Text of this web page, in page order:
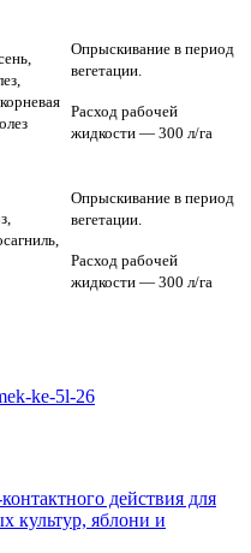
Опрыскивание в период
вегетации.
Расход рабочей
жидкости — 300 л/га
Опрыскивание в период
вегетации.
Расход рабочей
жидкости — 300 л/га
действия для
культур, яблони и